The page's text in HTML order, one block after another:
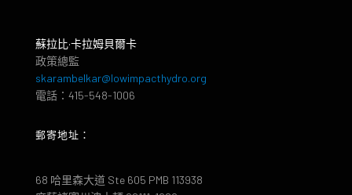
蘇拉比·卡拉姆貝爾卡
政策總監
skarambelkar@lowimpacthydro.org
電話：415-548-1006
郵寄地址：
68 哈里森大道 Ste 605 PMB 113938